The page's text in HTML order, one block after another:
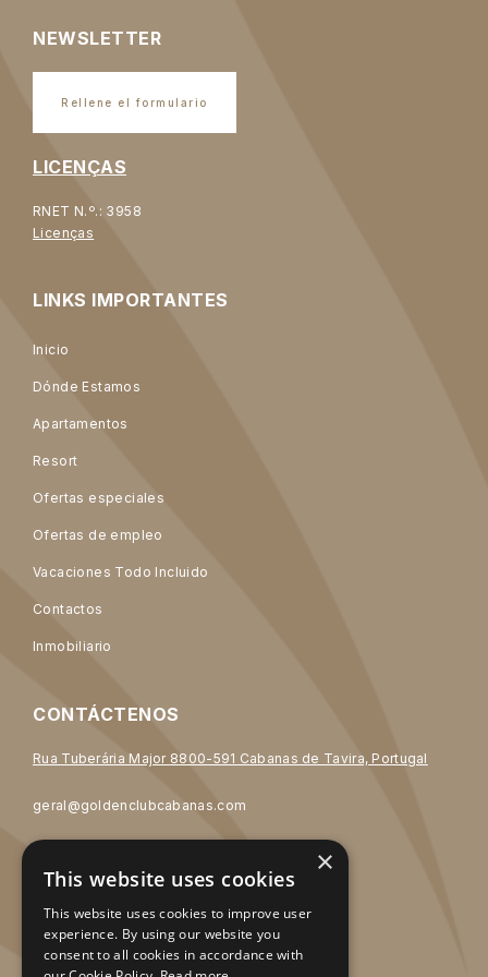
NEWSLETTER
Rellene el formulario
LICENÇAS
RNET N.º.: 3958
Licenças
LINKS IMPORTANTES
Inicio
Dónde Estamos
Apartamentos
Resort
Ofertas especiales
Ofertas de empleo
Vacaciones Todo Incluido
Contactos
Inmobiliario
CONTÁCTENOS
Rua Tuberária Major 8800-591 Cabanas de Tavira, Portugal
geral@goldenclubcabanas.com
* Llamada a red fija nacional
SOCIAL MEDIA
×
This website uses cookies
This website uses cookies to improve user
experience. By using our website you
consent to all cookies in accordance with